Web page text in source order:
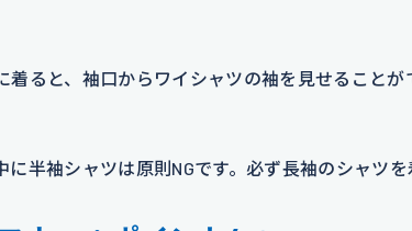
着ると、袖口からワイシャツの袖を見せること
半袖シャツは原則NGです。必ず長袖のシャツを